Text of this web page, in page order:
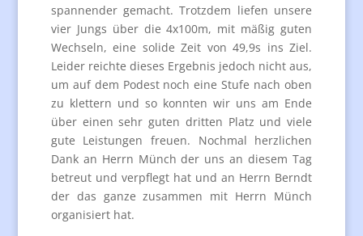
spannender gemacht. Trotzdem liefen unsere
vier Jungs über die 4x100m, mit mäßig guten
Wechseln, eine solide Zeit von 49,9s ins Ziel.
Leider reichte dieses Ergebnis jedoch nicht aus,
um auf dem Podest noch eine Stufe nach oben
zu klettern und so konnten wir uns am Ende
über einen sehr guten dritten Platz und viele
gute Leistungen freuen. Nochmal herzlichen
Dank an Herrn Münch der uns an diesem Tag
betreut und verpflegt hat und an Herrn Berndt
der das ganze zusammen mit Herrn Münch
organisiert hat.